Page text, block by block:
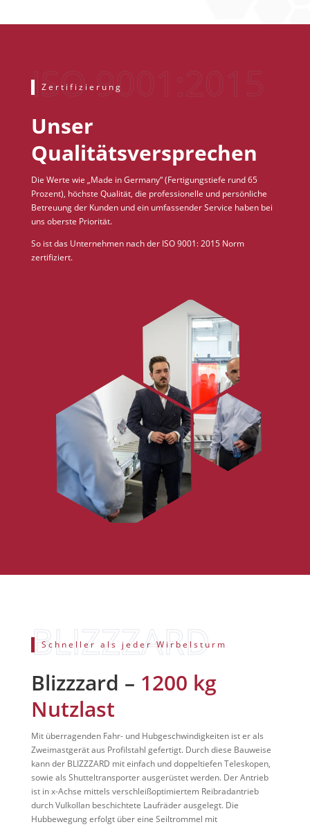
Zertifizierung
Unser
Qualitätsversprechen
Die Werte wie „Made in Germany“ (Fertigungstiefe rund 65
Prozent), höchste Qualität, die professionelle und persönliche
Betreuung der Kunden und ein umfassender Service haben bei
uns oberste Priorität.
So ist das Unternehmen nach der ISO 9001: 2015 Norm
zertifiziert.
Schneller als jeder Wirbelsturm
Blizzzard – 1200 kg
Nutzlast
Mit überragenden Fahr- und Hubgeschwindigkeiten ist er als
Zweimastgerät aus Profilstahl gefertigt. Durch diese Bauweise
kann der BLIZZZARD mit einfach und doppeltiefen Teleskopen,
sowie als Shutteltransporter ausgerüstet werden. Der Antrieb
ist in x-Achse mittels verschleißoptimiertem Reibradantrieb
durch Vulkollan beschichtete Laufräder ausgelegt. Die
Hubbewegung erfolgt über eine Seiltrommel mit